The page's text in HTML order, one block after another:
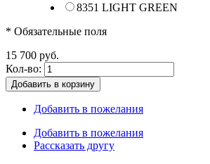
8351 LIGHT GREEN
* Обязательные поля
15 700 руб.
Кол-во:
Добавить в корзину
Добавить в пожелания
Добавить в пожелания
Рассказать другу